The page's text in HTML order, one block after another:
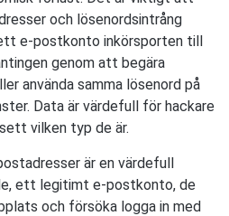
och lösenordsintrång
e-postkonto inkörsporten till
genom att begära
använda samma lösenord på
Data är värdefull för hackare
vilken typ de är.
är en värdefull
ett legitimt e-postkonto, de
och försöka logga in med